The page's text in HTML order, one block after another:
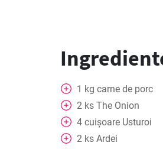
1 kg carne de porc
2 ks The Onion
4 cuișoare Usturoi
2 ks Ardei